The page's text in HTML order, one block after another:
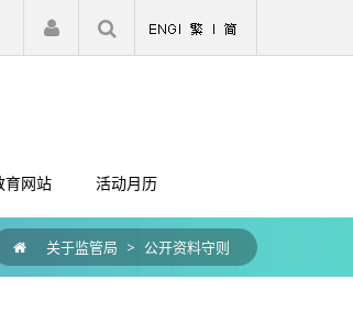
注册 登入
育网站 活动月历
关于监管局 > 公开资料守则